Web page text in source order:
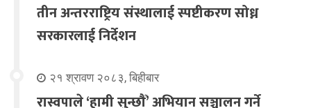
तीन अन्तरराष्ट्रिय संस्थालाई स्पष्टीकरण सोध्न
सरकारलाई निर्देशन
२१ श्रावण २०८३, बिहीबार
रास्वपाले ‘हामी सुन्छौँ’ अभियान सञ्चालन गर्ने